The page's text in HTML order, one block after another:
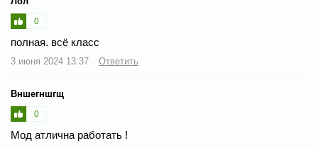
0
полная. всё класс
3 июня 2024 13:37 Ответить
Вншегншгщ
0
Мод атлична работать !